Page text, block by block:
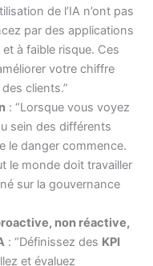
de l’IA n’ont pas
par des applications
à faible risque. Ces
votre chiffre
clients.”
: “Lorsque vous voyez
sein des différents
le danger commence.
le monde doit travailler
sur la gouvernance
non réactive,
: “Définissez des KPI
et évaluez